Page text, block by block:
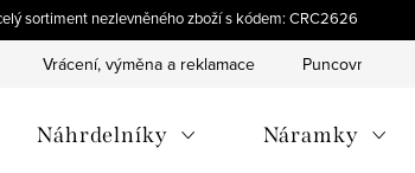
sortiment nezlevněného zboží s kódem: CRC2626
Vrácení, výměna a reklamace Puncovní značky
Náhrdelníky Náramky